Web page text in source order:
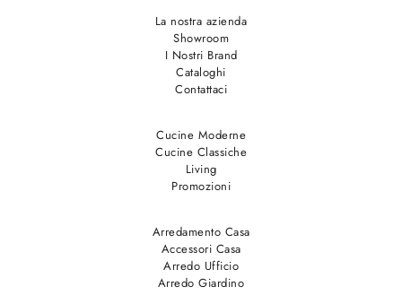
La nostra azienda
Showroom
I Nostri Brand
Cataloghi
Contattaci
Cucine Moderne
Cucine Classiche
Living
Promozioni
Arredamento Casa
Accessori Casa
Arredo Ufficio
Arredo Giardino